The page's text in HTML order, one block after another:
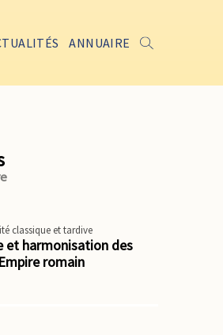
ANNUAIRE
classique et tardive
et harmonisation des
romain